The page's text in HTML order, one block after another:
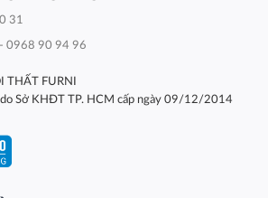
31
0968 90 94 96
THẤT FURNI
Sở KHĐT TP. HCM cấp ngày 09/12/2014